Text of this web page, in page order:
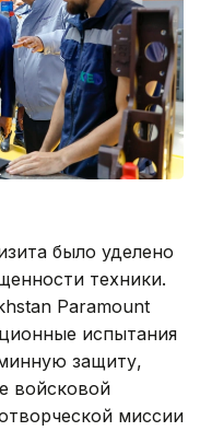
было уделено
техники.
Paramount
испытания
защиту,
войсковой
миссии